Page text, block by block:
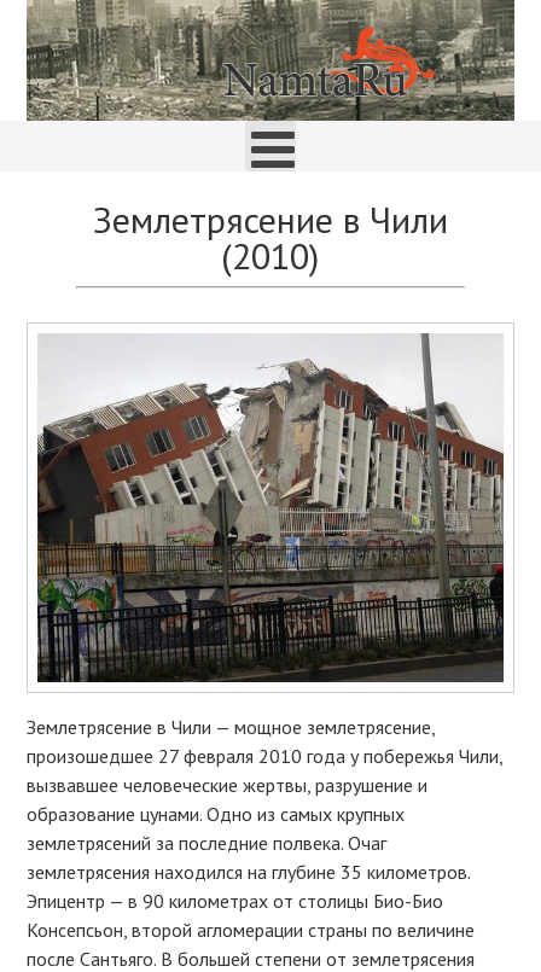
Землетрясение в Чили
(2010)
Землетрясение в Чили — мощное землетрясение,
произошедшее 27 февраля 2010 года у побережья Чили,
вызвавшее человеческие жертвы, разрушение и
образование цунами. Одно из самых крупных
землетрясений за последние полвека. Очаг
землетрясения находился на глубине 35 километров.
Эпицентр — в 90 километрах от столицы Био-Био
Консепсьон, второй агломерации страны по величине
после Сантьяго. В большей степени от землетрясения